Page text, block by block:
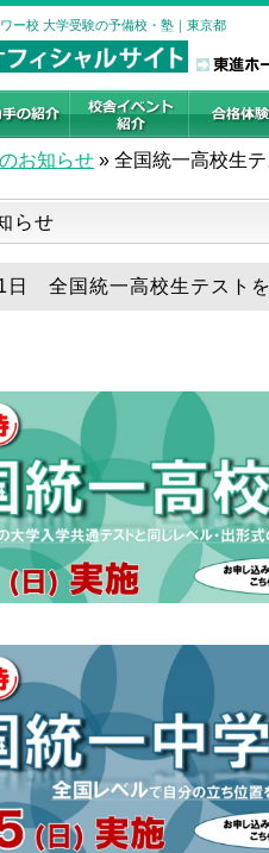
ー校 大学受験の予備校・塾｜東京都
お知らせ » 全国統一高校生
らせ
日 全国統一高校生テストを